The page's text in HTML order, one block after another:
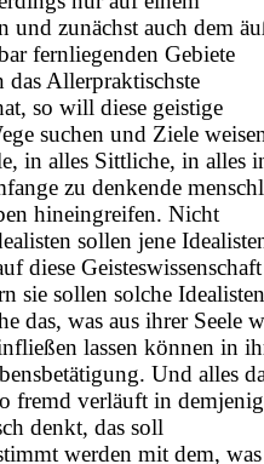
und zunächst auch dem
fernliegenden Gebiete
Allerpraktischste
so will diese geistige
suchen und Ziele
in alles Sittliche, in alles
zu denkende
hineingreifen. Nicht
sollen jene
diese Geisteswissenschaft
sie sollen solche Idealisten
das, was aus ihrer Seele
lassen können in
Und alles
fremd verläuft in
denkt, das soll
werden mit dem,